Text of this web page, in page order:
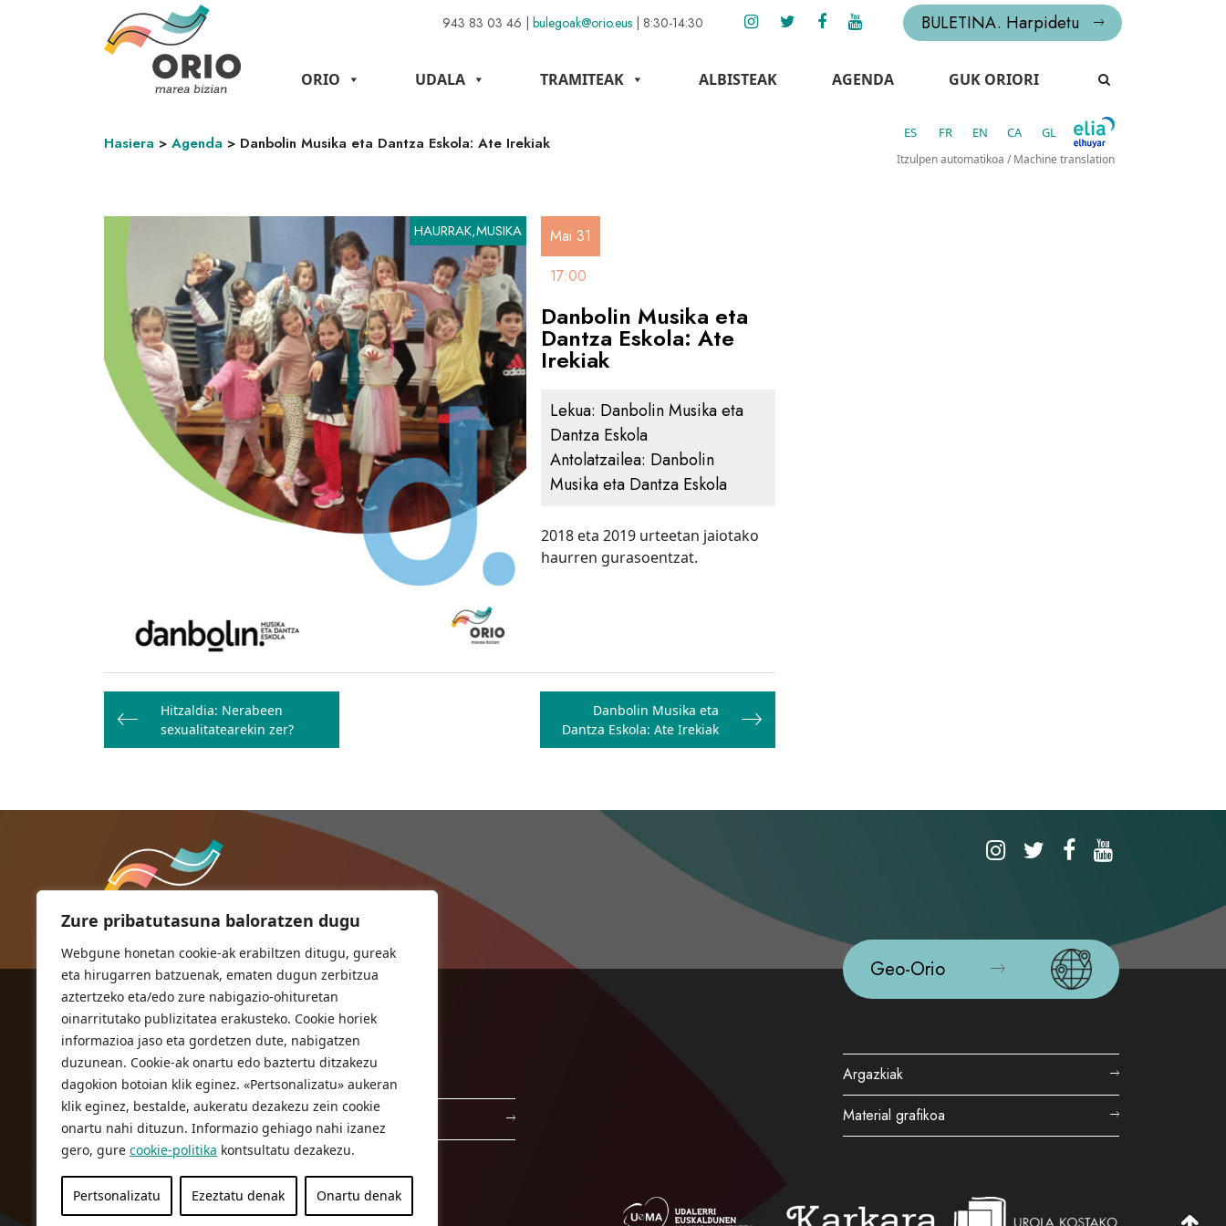
Zure pribatutasuna baloratzen dugu
Webgune honetan cookie-ak erabiltzen ditugu, gureak
eta hirugarren batzuenak, ematen dugun zerbitzua
aztertzeko eta/edo zure nabigazio-ohituretan
oinarritutako publizitatea erakusteko. Cookie horiek
informazioa jaso eta gordetzen dute, nabigatzen
duzunean. Cookie-ak onartu edo baztertu ditzakezu
dagokion botoian klik eginez. «Pertsonalizatu» aukeran
klik eginez, bestalde, aukeratu dezakezu zein cookie
onartu nahi dituzun. Informazio gehiago nahi izanez
gero, gure cookie-politika kontsultatu dezakezu.
Pertsonalizatu Ezeztatu denak Onartu denak
943 83 03 46 | bulegoak@orio.eus | 8:30-14:30 BULETINA. Harpidetu
ORIO UDALA TRAMITEAK ALBISTEAK AGENDA GUK ORIORI
Hasiera > Agenda > Danbolin Musika eta Dantza Eskola: Ate Irekiak
ES FR EN CA GL
Itzulpen automatikoa / Machine translation
HAURRAK,MUSIKA
Mai 31
17:00
Danbolin Musika eta
Dantza Eskola: Ate
Irekiak
Lekua: Danbolin Musika eta
Dantza Eskola
Antolatzailea: Danbolin
Musika eta Dantza Eskola
2018 eta 2019 urteetan jaiotako
haurren gurasoentzat.
Bidalketetan
zehar
nabigatu
Hitzaldia: Nerabeen
sexualitatearekin zer?
Danbolin Musika eta
Dantza Eskola: Ate Irekiak
Geo-Orio
Argazkiak
Material grafikoa
ORIOKO UDALA
Herriko plaza,1
20810 Orio (Gipuzkoa)
T. 943 83 03 46
bulegoak@orio.eus